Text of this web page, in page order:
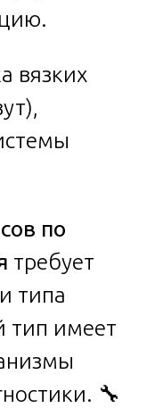
вязких
по
требует
типа
тип имеет
🔧